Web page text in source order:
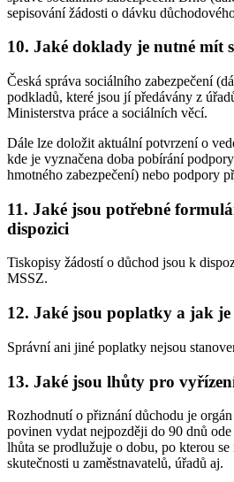
sepisování žádosti o dávku
10. Jaké doklady je nutné mít
Česká správa sociálního zabezpečení
podkladů, které jsou jí předávány z
Ministerstva práce a sociálních věcí.
Dále lze doložit aktuální potvrzení o
kde je vyznačena doba pobírání
hmotného zabezpečení) nebo podpory
11. Jaké jsou potřebné
dispozici
Tiskopisy žádostí o důchod jsou k
MSSZ.
12. Jaké jsou poplatky a jak
Správní ani jiné poplatky nejsou
13. Jaké jsou lhůty pro
Rozhodnutí o přiznání důchodu je
povinen vydat nejpozději do 90 dnů
lhůta se prodlužuje o dobu, po kterou
skutečnosti u zaměstnavatelů, úřadů aj.